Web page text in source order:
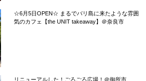
☆6月5日OPEN☆ まるでバリ島に来たような雰囲
気のカフェ【the UNIT takeaway】＠奈良市
リニューアルした！ごろごろ広場！＠御所市